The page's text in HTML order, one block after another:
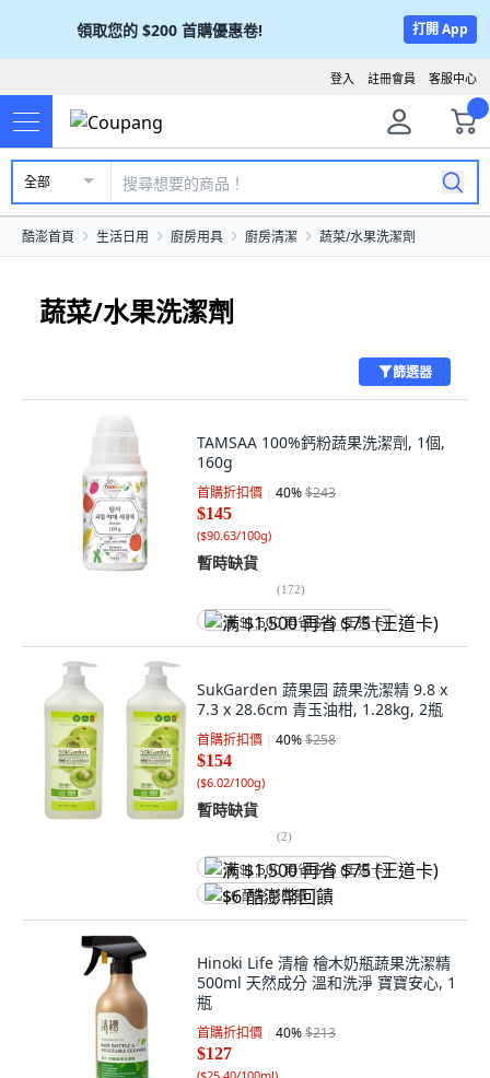
領取您的 $200 首購優惠卷! 打開 App
客服中心
註冊會員
登入
全部
酷澎首頁 生活日用 廚房用具 廚房清潔 蔬菜/水果洗潔劑
蔬菜/水果洗潔劑
篩選器
TAMSAA 100%鈣粉蔬果洗潔劑, 1個,
160g
首購折扣價 40%$243
$145
($90.63/100g)
暫時缺貨
(172)
满 $1,500 再省 $75 (王道卡)
SukGarden 蔬果园 蔬果洗潔精 9.8 x
7.3 x 28.6cm 青玉油柑, 1.28kg, 2瓶
首購折扣價 40%$258
$154
($6.02/100g)
暫時缺貨
(2)
满 $1,500 再省 $75 (王道卡)
$6 酷澎幣回饋
Hinoki Life 清檜 檜木奶瓶蔬果洗潔精
500ml 天然成分 溫和洗淨 寶寶安心, 1
瓶
首購折扣價 40%$213
$127